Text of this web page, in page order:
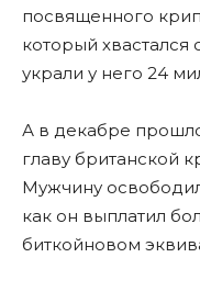
посвященного
который хвастался
украли у него 24
А в декабре
главу британской
Мужчину
как он выплатил
биткойновом